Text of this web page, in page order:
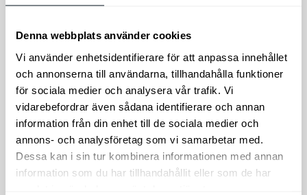
Denna webbplats använder cookies
Vi använder enhetsidentifierare för att anpassa innehållet
och annonserna till användarna, tillhandahålla funktioner
för sociala medier och analysera vår trafik. Vi
vidarebefordrar även sådana identifierare och annan
information från din enhet till de sociala medier och
annons- och analysföretag som vi samarbetar med.
Dessa kan i sin tur kombinera informationen med annan
information som du har tillhandahållit eller som de har